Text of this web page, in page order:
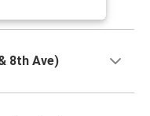
8th Ave)